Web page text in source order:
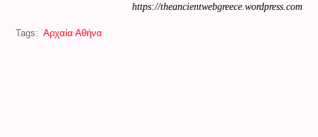
https://theancientwebgreece.wordpress.com
Tags: Αρχαία Αθήνα